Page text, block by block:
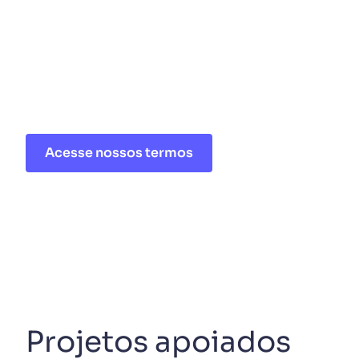
Acesse nossos termos
Projetos apoiados